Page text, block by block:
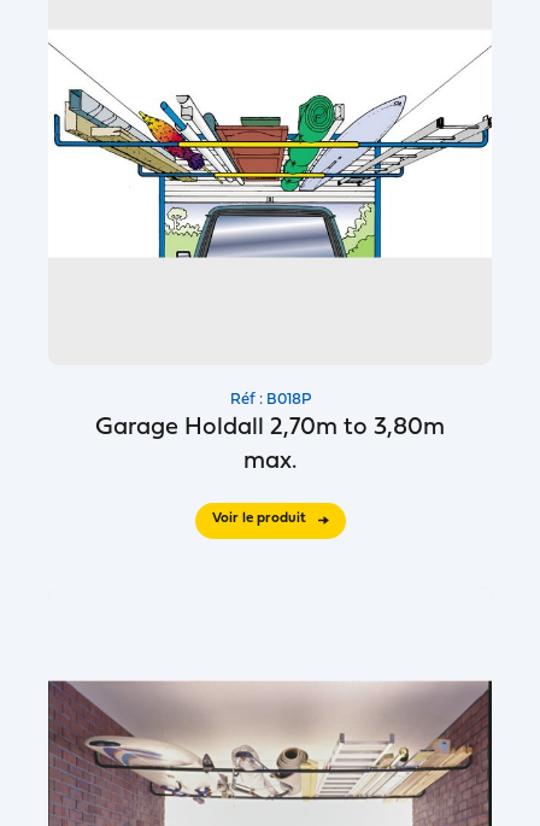
Réf : B018P
Garage Holdall 2,70m to 3,80m
max.
Voir le produit